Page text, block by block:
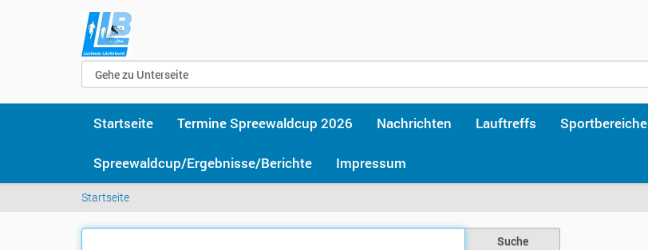
Startseite Termine Spreewaldcup 2026 Nachrichten Lauftreffs Sportbereiche
Spreewaldcup/Ergebnisse/Berichte Impressum
Sie
hier
Startseite